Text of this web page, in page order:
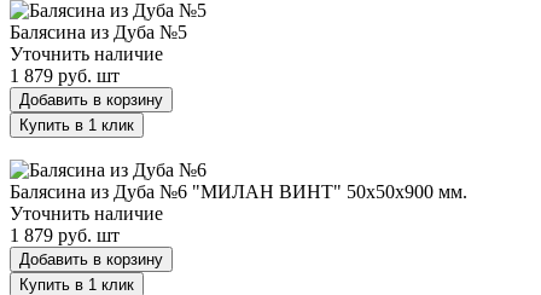
Балясина из Дуба №5
Уточнить наличие
1 879 руб. шт
Добавить в корзину
Купить в 1 клик
Балясина из Дуба №6 "МИЛАН ВИНТ" 50х50х900 мм.
Уточнить наличие
1 879 руб. шт
Добавить в корзину
Купить в 1 клик